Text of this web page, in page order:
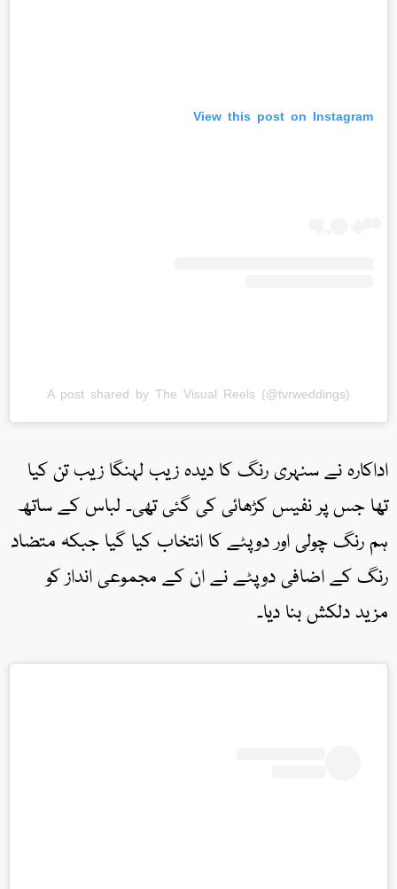
View this post on Instagram
A post shared by The Visual Reels (@tvrweddings)
اداکارہ نے سنہری رنگ کا دیدہ زیب لہنگا زیب تن کیا
تھا جس پر نفیس کڑھائی کی گئی تھی۔ لباس کے ساتھ
ہم رنگ چولی اور دوپٹے کا انتخاب کیا گیا جبکہ متضاد
رنگ کے اضافی دوپٹے نے ان کے مجموعی انداز کو
مزید دلکش بنا دیا۔